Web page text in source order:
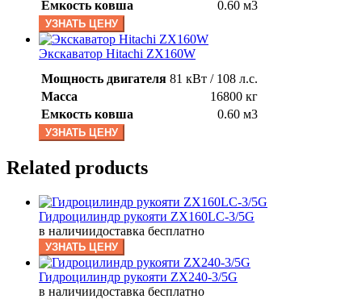
Емкость ковша
0.60 м3
УЗНАТЬ ЦЕНУ
Экскаватор Hitachi ZX160W
Мощность двигателя 81 кВт / 108 л.с.
Масса
16800 кг
Емкость ковша
0.60 м3
УЗНАТЬ ЦЕНУ
Related products
Гидроцилиндр рукояти ZX160LC-3/5G
в наличиидоставка бесплатно
УЗНАТЬ ЦЕНУ
Гидроцилиндр рукояти ZX240-3/5G
в наличиидоставка бесплатно